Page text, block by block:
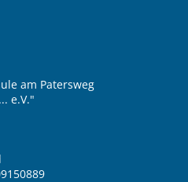
am Patersweg
e.V."